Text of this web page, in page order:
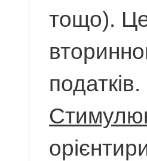
тощо). Це
податків.